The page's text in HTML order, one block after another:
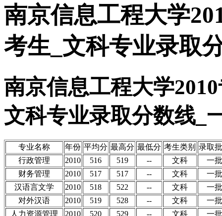
南京信息工程大学
考生_文科专业录取
南京信息工程大学
文科专业录取分数线_
专业名称 年份 平均分 最高分 最低分 考生类别 录取
行政管理
2010 516 519 -- 文科
一批
财务管理
2010 517 517 -- 文科
一批
汉语言文学
2010 518 522 -- 文科
一批
对外汉语
2010 519 528 -- 文科
一批
人力资源管理
2010 520 529 -- 文科
一批